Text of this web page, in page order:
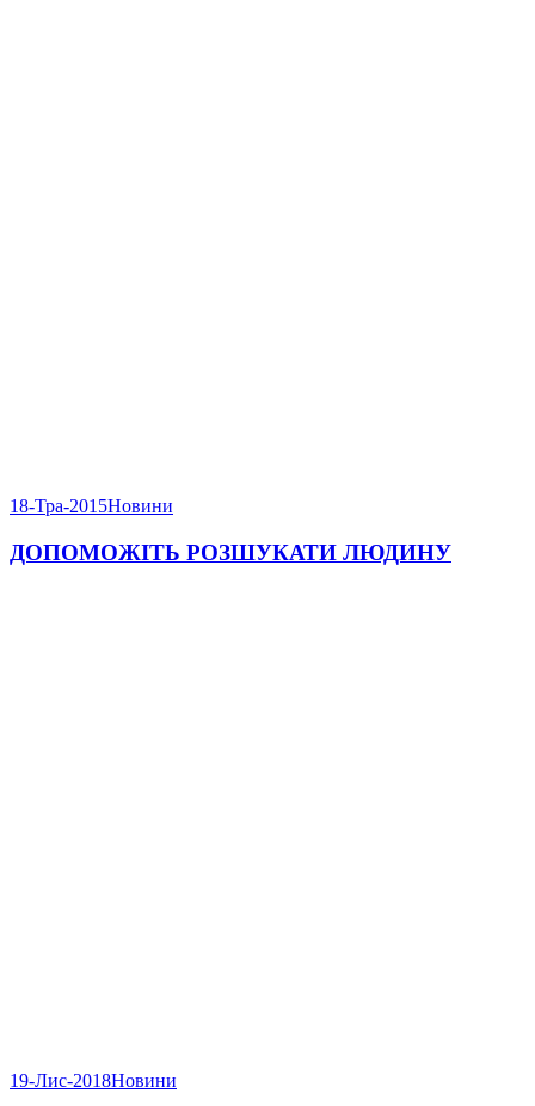
18-Тра-2015Новини
ДОПОМОЖІТЬ РОЗШУКАТИ ЛЮДИНУ
19-Лис-2018Новини